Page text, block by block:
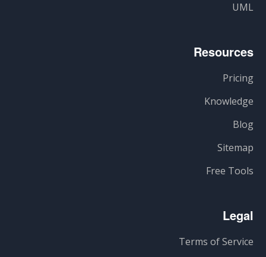
UML
Resources
Pricing
Knowledge
Blog
Sitemap
Free Tools
Legal
Terms of Service